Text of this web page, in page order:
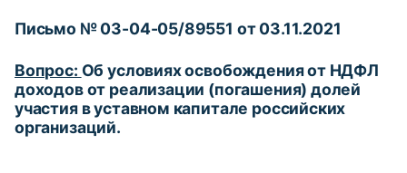
Письмо № 03-04-05/89551 от 03.11.2021
Вопрос: Об условиях освобождения от НДФЛ
доходов от реализации (погашения) долей
участия в уставном капитале российских
организаций.